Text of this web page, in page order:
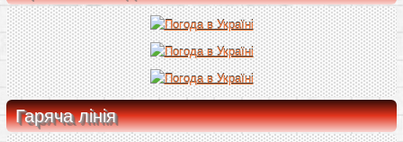
Гаряча лінія